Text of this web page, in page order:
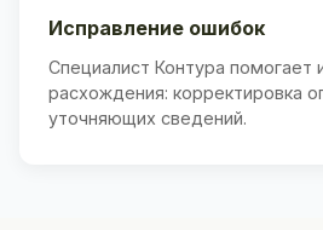
Исправление ошибок
Специалист Контура помогает
расхождения: корректировка
уточняющих сведений.